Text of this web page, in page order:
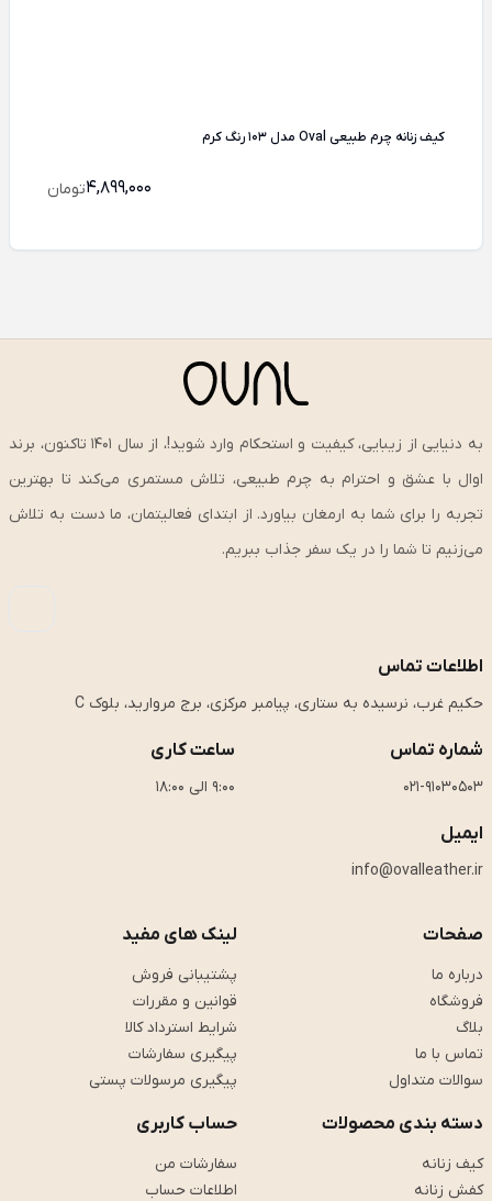
کیف زنانه چرم طبیعی Oval مدل 103 رنگ کرم
4,899,000تومان
به دنیایی از زیبایی، کیفیت و استحکام وارد شوید!، از سال ۱۴۰۱ تاکنون، برند
اوال با عشق و احترام به چرم طبیعی، تلاش مستمری می‌کند تا بهترین
تجربه را برای شما به ارمغان بیاورد. از ابتدای فعالیتمان، ما دست به تلاش
می‌زنیم تا شما را در یک سفر جذاب ببریم.
اطلاعات تماس
حکیم غرب، نرسیده به ستاری، پیامبر مرکزی، برج مروارید، بلوک C
شماره تماس
021-91030503
ساعت کاری
9:00 الی 18:00
ایمیل
info@ovalleather.ir
صفحات
درباره ما
فروشگاه
بلاگ
تماس با ما
سوالات متداول
لینک های مفید
پشتیبانی فروش
قوانین و مقررات
شرایط استرداد کالا
پیگیری سفارشات
پیگیری مرسولات پستی
دسته بندی محصولات
کیف زنانه
کفش زنانه
حساب کاربری
سفارشات من
اطلاعات حساب